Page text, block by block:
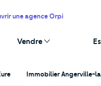
une agence Orpi
Vendre
Immobilier Angerville-